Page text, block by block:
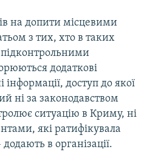
на допити місцевими
з тих, хто в таких
додаткові
доступ до якої
ні за законодавством
ситуацію в Криму, ні
які ратифікувала
в організації.